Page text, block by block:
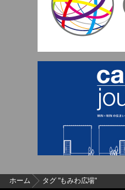
ホーム タグ "もみわ広場"